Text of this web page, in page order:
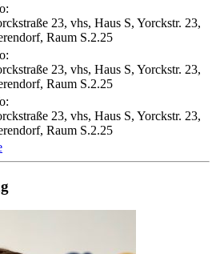
23, vhs, Haus S, Yorckstr. 23,
Raum S.2.25
23, vhs, Haus S, Yorckstr. 23,
Raum S.2.25
23, vhs, Haus S, Yorckstr. 23,
Raum S.2.25